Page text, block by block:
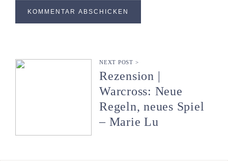
NEXT POST >
Rezension |
Warcross: Neue
Regeln, neues Spiel
– Marie Lu